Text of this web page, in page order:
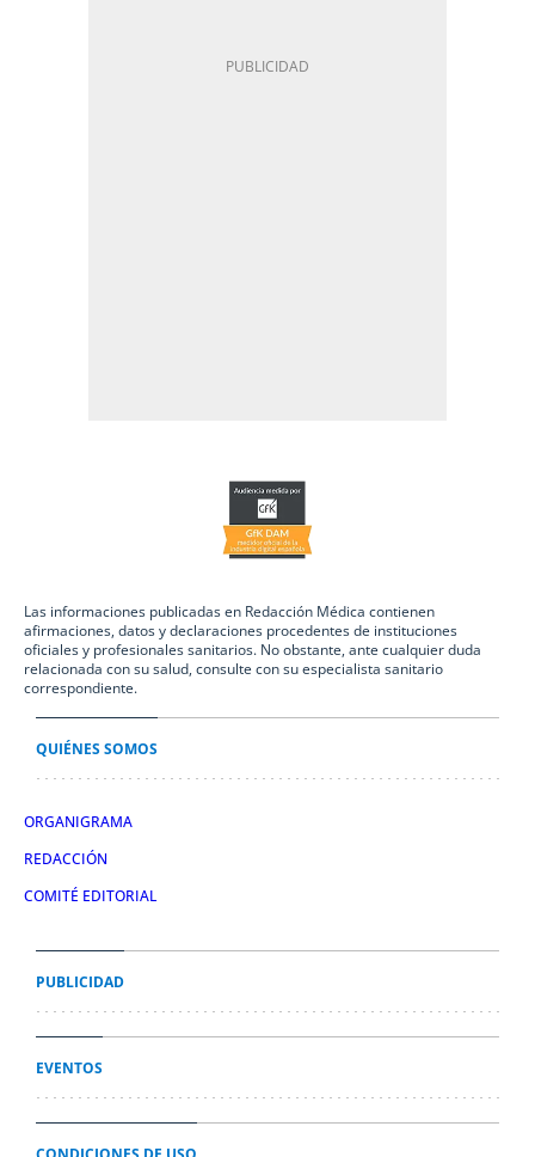
Las informaciones publicadas en Redacción Médica contienen
afirmaciones, datos y declaraciones procedentes de instituciones
oficiales y profesionales sanitarios. No obstante, ante cualquier duda
relacionada con su salud, consulte con su especialista sanitario
correspondiente.
QUIÉNES SOMOS
ORGANIGRAMA
REDACCIÓN
COMITÉ EDITORIAL
PUBLICIDAD
EVENTOS